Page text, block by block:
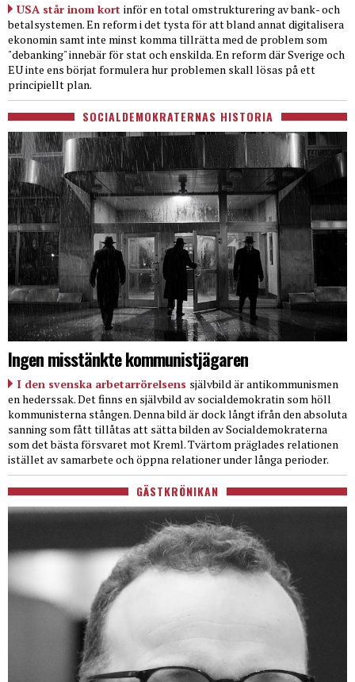
USA står inom kort inför en total omstrukturering av bank- och
betalsystemen. En reform i det tysta för att bland annat digitalisera
ekonomin samt inte minst komma tillrätta med de problem som
"debanking" innebär för stat och enskilda. En reform där Sverige och
EU inte ens börjat formulera hur problemen skall lösas på ett
principiellt plan.
SOCIALDEMOKRATERNAS HISTORIA
Ingen misstänkte kommunistjägaren
I den svenska arbetarrörelsens självbild är antikommunismen
en hederssak. Det finns en självbild av socialdemokratin som höll
kommunisterna stången. Denna bild är dock långt ifrån den absoluta
sanning som fått tillåtas att sätta bilden av Socialdemokraterna
som det bästa försvaret mot Kreml. Tvärtom präglades relationen
istället av samarbete och öppna relationer under långa perioder.
GÄSTKRÖNIKAN